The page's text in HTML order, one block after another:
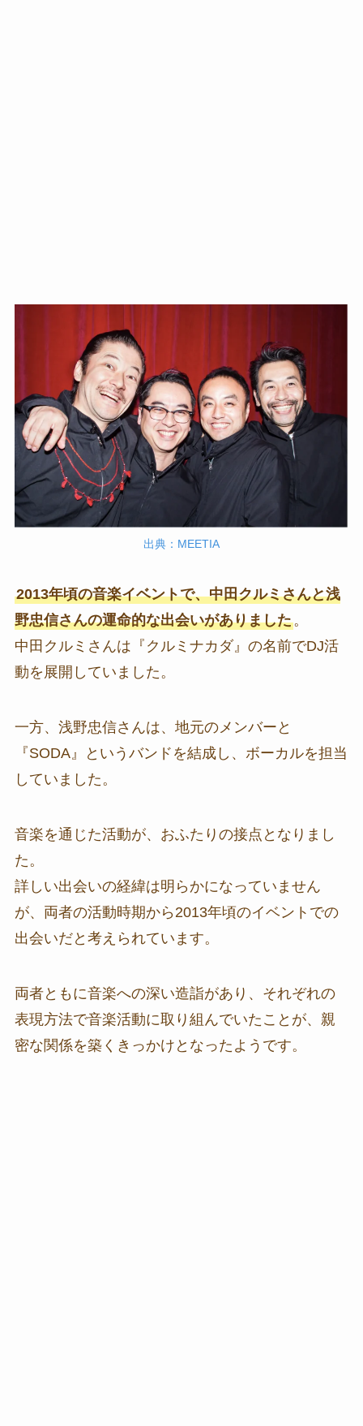
出典：MEETIA
2013年頃の音楽イベントで、中田クルミさんと浅
野忠信さんの運命的な出会いがありました。
中田クルミさんは『クルミナカダ』の名前でDJ活
動を展開していました。
一方、浅野忠信さんは、地元のメンバーと
『SODA』というバンドを結成し、ボーカルを担当
していました。
音楽を通じた活動が、おふたりの接点となりまし
た。
詳しい出会いの経緯は明らかになっていません
が、両者の活動時期から2013年頃のイベントでの
出会いだと考えられています。
両者ともに音楽への深い造詣があり、それぞれの
表現方法で音楽活動に取り組んでいたことが、親
密な関係を築くきっかけとなったようです。